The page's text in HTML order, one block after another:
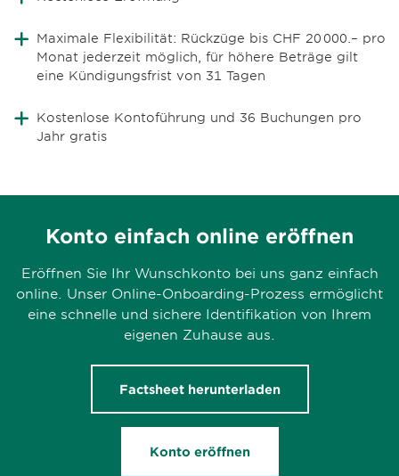
Maximale Flexibilität: Rückzüge bis CHF 20 000.– pro
Monat jederzeit möglich, für höhere Beträge gilt
eine Kündigungsfrist von 31 Tagen
Kostenlose Kontoführung und 36 Buchungen pro
Jahr gratis
Konto einfach online eröffnen
Eröffnen Sie Ihr Wunschkonto bei uns ganz einfach
online. Unser Online-Onboarding-Prozess ermöglicht
eine schnelle und sichere Identifikation von Ihrem
eigenen Zuhause aus.
Factsheet herunterladen
Konto eröffnen